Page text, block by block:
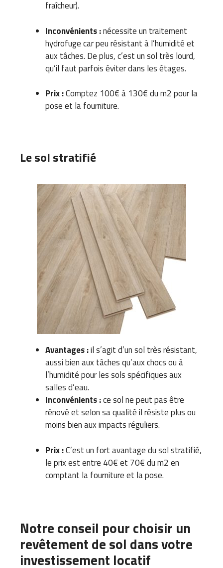
fraîcheur).
Inconvénients :nécessite un traitement
hydrofuge car peu résistant à l’humidité et
aux tâches. De plus, c’est un sol très lourd,
qu’il faut parfois éviter dans les étages.
Prix :Comptez 100€ à 130€ du m2 pour la
pose et la fourniture.
Le sol stratifié
Avantages :il s’agit d’un sol très résistant,
aussi bien aux tâches qu’aux chocs ou à
l’humidité pour les sols spécifiques aux
salles d’eau.
Inconvénients :ce sol ne peut pas être
rénové et selon sa qualité il résiste plus ou
moins bien aux impacts réguliers.
Prix :C’est un fort avantage du sol stratifié,
le prix est entre 40€ et 70€ du m2 en
comptant la fourniture et la pose.
Notre conseil pour choisir un
revêtement de sol dans votre
investissement locatif